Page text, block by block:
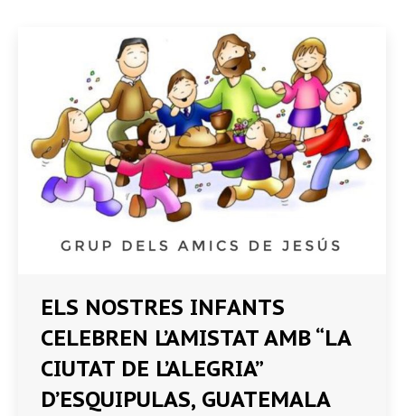
ELS NOSTRES INFANTS
CELEBREN L’AMISTAT AMB “LA
CIUTAT DE L’ALEGRIA”
D’ESQUIPULAS, GUATEMALA